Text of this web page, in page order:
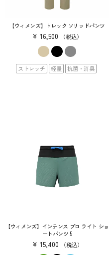
【ウィメンズ】トレック ソリッドパンツ
¥ 16,500 税込
ストレッチ 軽量 抗菌・消臭
【ウィメンズ】インテンス プロ ライト ショ
ートパンツ 5
¥ 15,400 税込